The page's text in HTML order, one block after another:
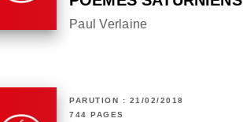
Paul Verlaine
PARUTION : 21/02/2018
744 PAGES